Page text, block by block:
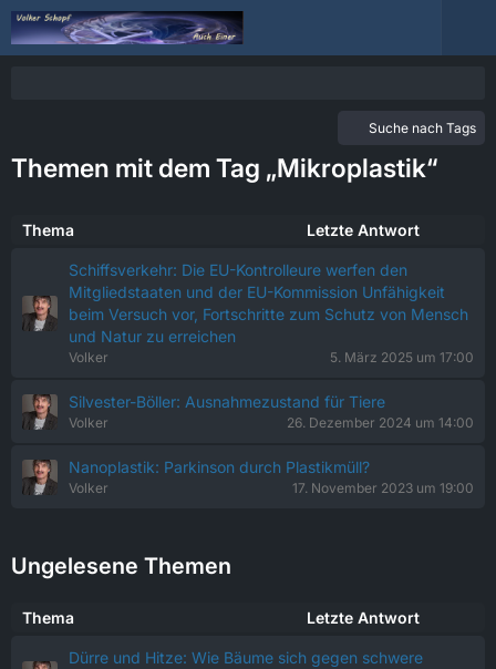
Suche nach Tags
Themen mit dem Tag „Mikroplastik“
Thema Letzte Antwort
Schiffsverkehr: Die EU-Kontrolleure werfen den
Mitgliedstaaten und der EU-Kommission Unfähigkeit
beim Versuch vor, Fortschritte zum Schutz von Mensch
und Natur zu erreichen
Volker 5. März 2025 um 17:00
Silvester-Böller: Ausnahmezustand für Tiere
Volker 26. Dezember 2024 um 14:00
Nanoplastik: Parkinson durch Plastikmüll?
Volker 17. November 2023 um 19:00
Ungelesene Themen
Thema Letzte Antwort
Dürre und Hitze: Wie Bäume sich gegen schwere